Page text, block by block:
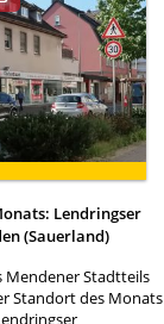
Lendringser
(Sauerland)
Mendener Stadtteils
Standort des Monats